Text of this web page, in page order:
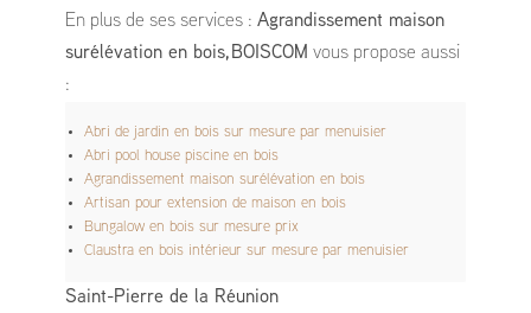
En plus de ses services : Agrandissement maison
surélévation en bois, BOISCOM vous propose aussi
:
Abri de jardin en bois sur mesure par menuisier
Abri pool house piscine en bois
Agrandissement maison surélévation en bois
Artisan pour extension de maison en bois
Bungalow en bois sur mesure prix
Claustra en bois intérieur sur mesure par menuisier
Saint-Pierre de la Réunion